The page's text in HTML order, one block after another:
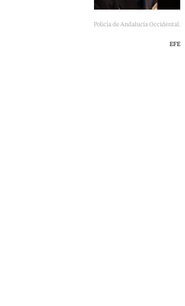
Jesús María García, nuevo jefe de Policía de Andalucía Occidental.
EFE